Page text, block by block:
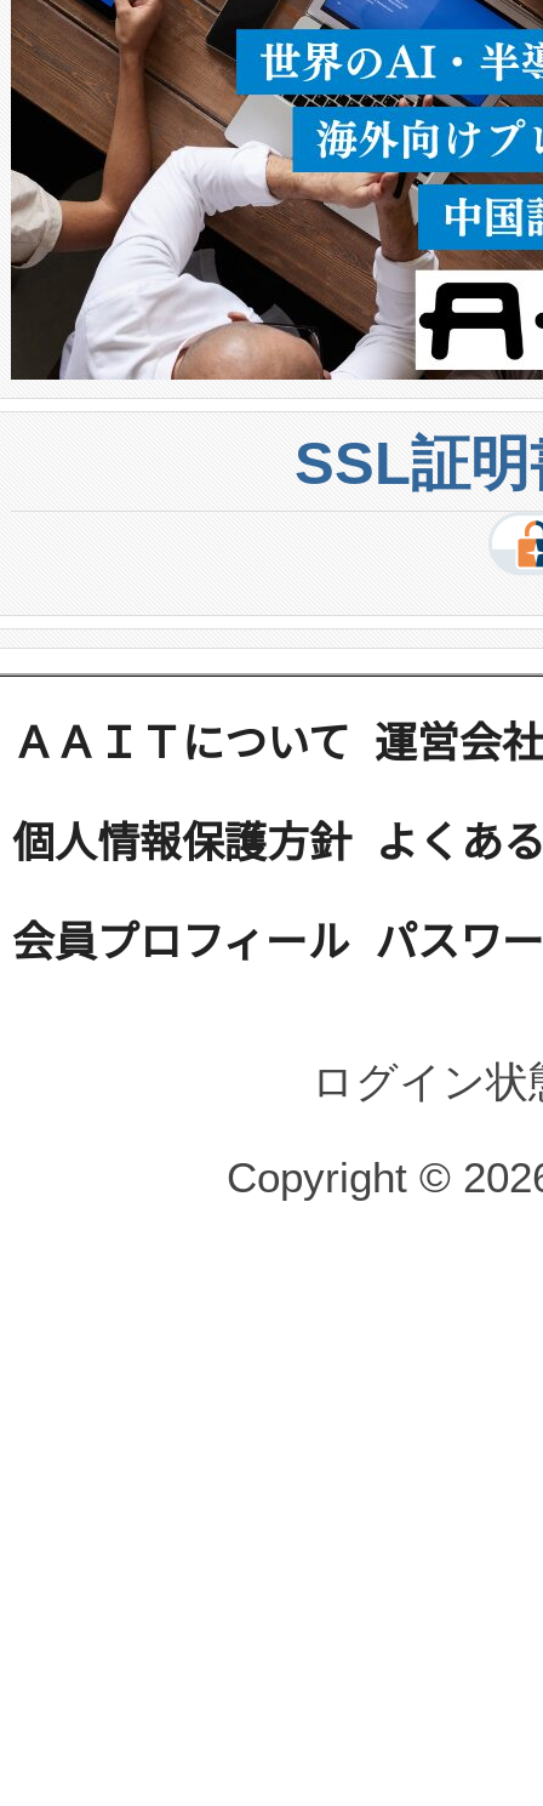
密度なスキャ […]
SSL証
ＡＡＩＴについて 運営会社
個人情報保護方針 よくあ
会員プロフィール パスワ
ログイン
Copyright ©